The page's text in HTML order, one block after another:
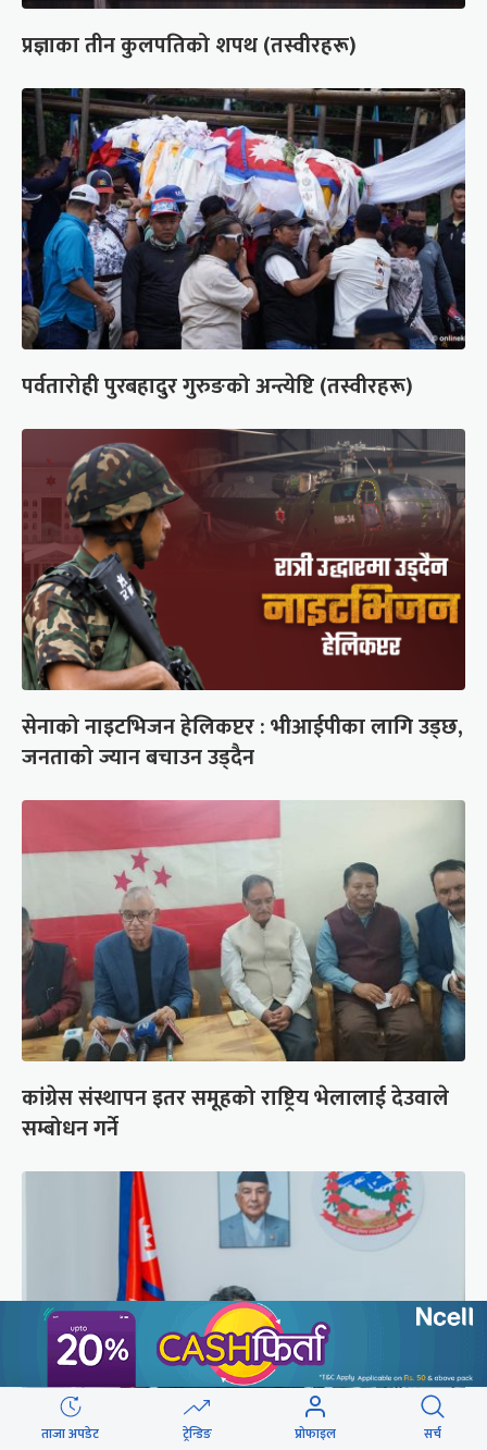
प्रज्ञाका तीन कुलपतिको शपथ (तस्वीरहरू)
पर्वतारोही पुरबहादुर गुरुङको अन्त्येष्टि (तस्वीरहरू)
सेनाको नाइटभिजन हेलिकप्टर : भीआईपीका लागि उड्छ,
जनताको ज्यान बचाउन उड्दैन
कांग्रेस संस्थापन इतर समूहको राष्ट्रिय भेलालाई देउवाले
सम्बोधन गर्ने
ताजा अपडेट ट्रेन्डिङ प्रोफाइल सर्च